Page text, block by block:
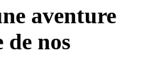
aventure
de nos